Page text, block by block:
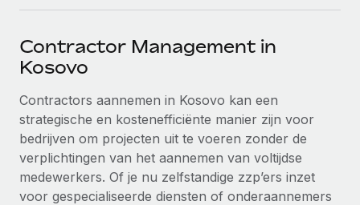
Krijg hulp van global HR- en juridische experts
Achtergrondonderzoek
Vereenvoudig het screeningsproces van
kandidaten
Een partner worden
Ontdek hoe je met ons kunt samenwerken
CASESTUDY'S
Newsroom
Inzichtencentrum
Support
Alle bronnen bekijken
Contractor Management in
Kosovo
Contractors aannemen in Kosovo kan een
strategische en kostenefficiënte manier zijn voor
bedrijven om projecten uit te voeren zonder de
verplichtingen van het aannemen van voltijdse
medewerkers. Of je nu zelfstandige zzp’ers inzet
voor gespecialiseerde diensten of onderaannemers